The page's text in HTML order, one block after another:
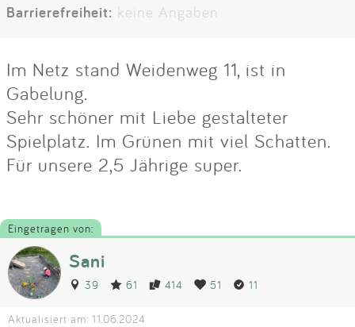
Barrierefreiheit: keine Angaben
Im Netz stand Weidenweg 11, ist in
Gabelung.
Sehr schöner mit Liebe gestalteter
Spielplatz. Im Grünen mit viel Schatten.
Für unsere 2,5 Jährige super.
Eingetragen von:
Sani
39 61 414 51 11
Aktualisiert am: 11.06.2024